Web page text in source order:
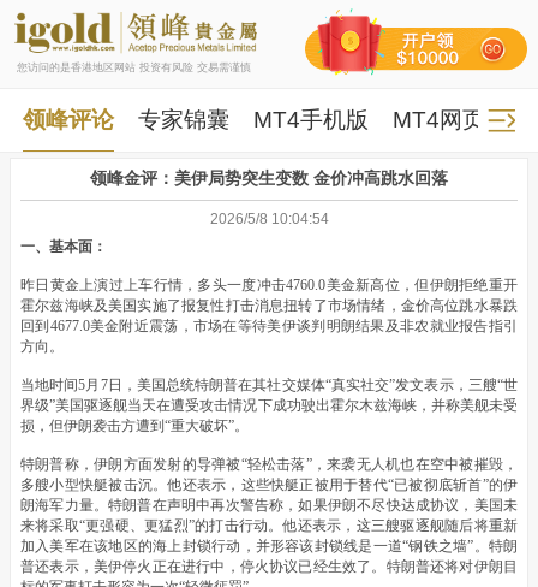
您访问的是香港地区网站 投资有风险 交易需谨慎
领峰评论 专家锦囊 MT4手机版 MT4网页版
领峰金评：美伊局势突生变数 金价冲高跳水回落
2026/5/8 10:04:54
一、基本面：
昨日黄金上演过上车行情，多头一度冲击4760.0美金新高位，但伊朗拒绝重开
霍尔兹海峡及美国实施了报复性打击消息扭转了市场情绪，金价高位跳水暴跌
回到4677.0美金附近震荡，市场在等待美伊谈判明朗结果及非农就业报告指引
方向。
当地时间5月7日，美国总统特朗普在其社交媒体“真实社交”发文表示，三艘“世
界级”美国驱逐舰当天在遭受攻击情况下成功驶出霍尔木兹海峡，并称美舰未受
损，但伊朗袭击方遭到“重大破坏”。
特朗普称，伊朗方面发射的导弹被“轻松击落”，来袭无人机也在空中被摧毁，
多艘小型快艇被击沉。他还表示，这些快艇正被用于替代“已被彻底斩首”的伊
朗海军力量。特朗普在声明中再次警告称，如果伊朗不尽快达成协议，美国未
来将采取“更强硬、更猛烈”的打击行动。他还表示，这三艘驱逐舰随后将重新
加入美军在该地区的海上封锁行动，并形容该封锁线是一道“钢铁之墙”。特朗
普还表示，美伊停火正在进行中，停火协议已经生效了。特朗普还将对伊朗目